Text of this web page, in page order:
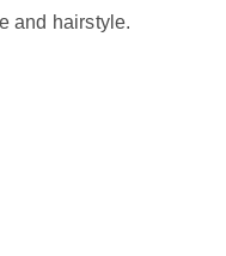
and hairstyle.